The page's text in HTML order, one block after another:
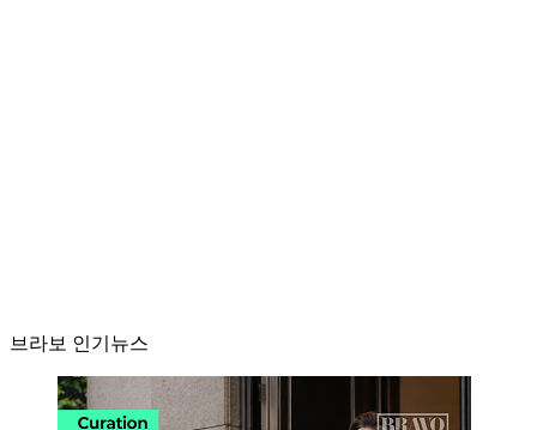
브라보 인기뉴스